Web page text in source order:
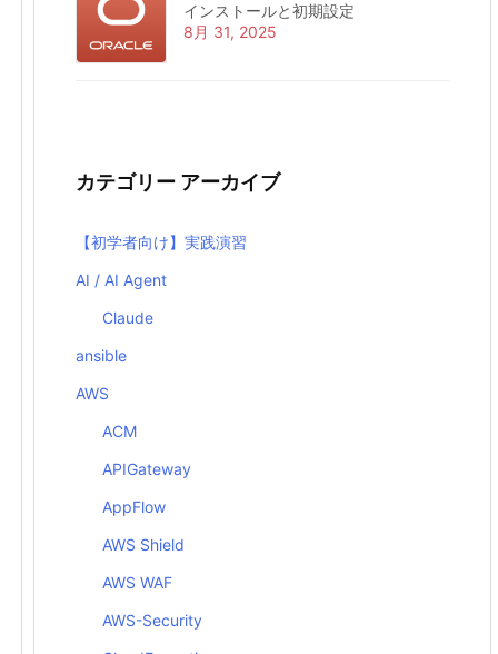
インストールと初期設定
8月 31, 2025
カテゴリー アーカイブ
【初学者向け】実践演習
AI / AI Agent
Claude
ansible
AWS
ACM
APIGateway
AppFlow
AWS Shield
AWS WAF
AWS-Security